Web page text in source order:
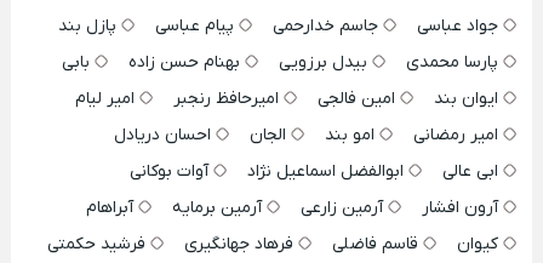
جواد عباسی جاسم خدارحمی پیام عباسی
پازل بند
پارسا محمدی
بیدل برزویی بهنام حسن زاده
بابی
ایوان بند
امین فالجی امیرحافظ رنجبر
امیر لیام
امیر رمضانی
امو بند الجان
احسان دریادل
ابی عالی
ابوالفضل اسماعیل نژاد
آوات بوکانی
آرون افشار
آرمین زارعی آرمین برمایه
آبراهام
کیوان
قاسم فاضلی فرهاد جهانگیری
فرشید حکمتی